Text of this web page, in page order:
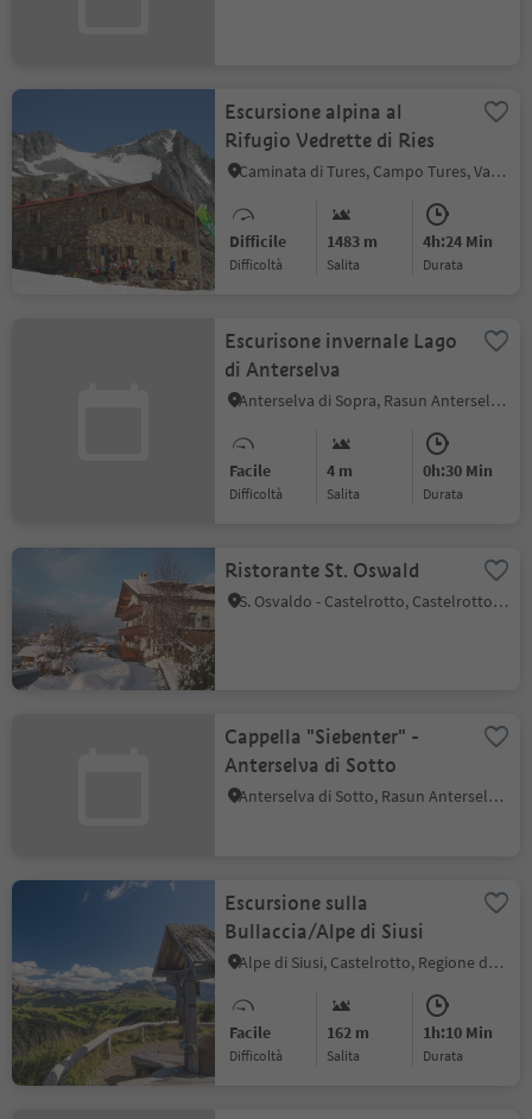
Escursione alpina al
Rifugio Vedrette di Ries
Caminata di Tures, Campo Tures, Valle Aurina
Difficile
Difficoltà
1483 m
Salita
4h:24 Min
durata
Escurisone invernale Lago
di Anterselva
Anterselva di Sopra, Rasun Anterselva, Regione dolomitica Plan de Corones
Facile
Difficoltà
4 m
Salita
0h:30 Min
durata
Ristorante St. Oswald
S. Osvaldo - Castelrotto, Castelrotto, Regione dolomitica Alpe di Siusi
Cappella "Siebenter" -
Anterselva di Sotto
Anterselva di Sotto, Rasun Anterselva, Regione dolomitica Plan de Corones
Escursione sulla
Bullaccia/Alpe di Siusi
Alpe di Siusi, Castelrotto, Regione dolomitica Alpe di Siusi
Facile
Difficoltà
162 m
Salita
1h:10 Min
durata